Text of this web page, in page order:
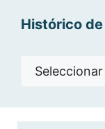
Histórico
Histórico